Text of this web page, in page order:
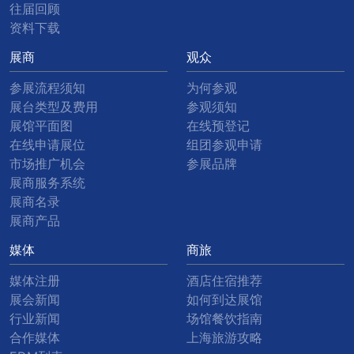
往届回顾
资料下载
展商
参展流程须知
展台类型及费用
展馆平面图
在线申请展位
市场推广机会
展商服务系统
展商名录
展商产品
观众
为何参观
参观须知
在线预登记
组团参观申请
参展品牌
媒体
媒体注册
展会新闻
行业新闻
合作媒体
商旅
酒店住宿推荐
如何到达展馆
场馆餐饮指南
上海旅游攻略